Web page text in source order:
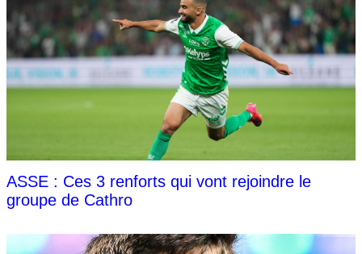
ASSE : Ces 3 renforts qui vont rejoindre le
groupe de Cathro